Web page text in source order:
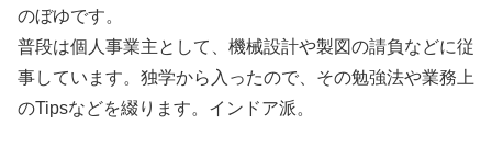
のぼゆです。
普段は個人事業主として、機械設計や製図の請負などに従
事しています。独学から入ったので、その勉強法や業務上
のTipsなどを綴ります。インドア派。